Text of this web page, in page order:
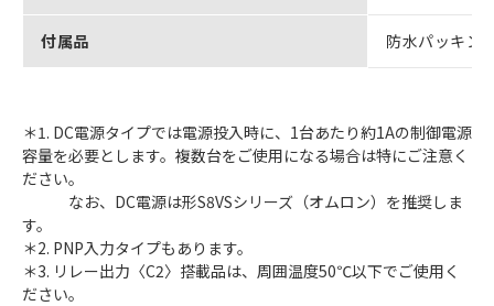
付属品 防水パッキン
＊1. DC電源タイプでは電源投入時に、1台あたり約1Aの制御電源
容量を必要とします。複数台をご使用になる場合は特にご注意く
ださい。
なお、DC電源は形S8VSシリーズ（オムロン）を推奨しま
す。
＊2. PNP入力タイプもあります。
＊3. リレー出力〈C2〉搭載品は、周囲温度50℃以下でご使用く
ださい。